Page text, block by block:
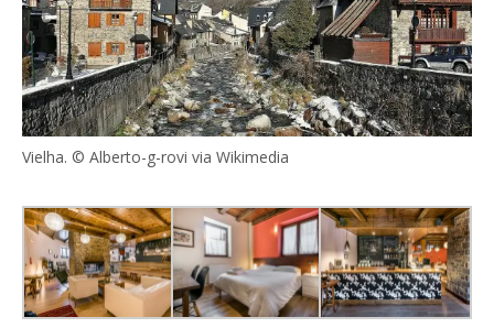
Vielha. © Alberto-g-rovi via Wikimedia